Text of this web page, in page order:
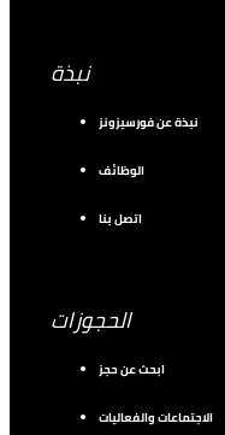
نبذة
نبذة عن فورسيزونز
الوظائف
اتصل بنا
الحجوزات
ابحث عن حجز
الاجتماعات والفعاليات